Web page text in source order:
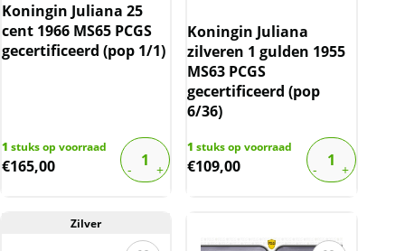
Koningin Juliana 25
cent 1966 MS65 PCGS
gecertificeerd (pop 1/1)
1 stuks op voorraad
€165,00
Koningin Juliana
zilveren 1 gulden 1955
MS63 PCGS
gecertificeerd (pop
6/36)
1 stuks op voorraad
€109,00
Zilver